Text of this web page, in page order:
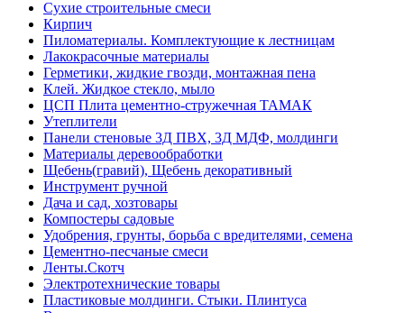
Сухие строительные смеси
Кирпич
Пиломатериалы. Комплектующие к лестницам
Лакокрасочные материалы
Герметики, жидкие гвозди, монтажная пена
Клей. Жидкое стекло, мыло
ЦСП Плита цементно-стружечная ТАМАК
Утеплители
Панели стеновые 3Д ПВХ, 3Д МДФ, молдинги
Материалы деревообработки
Щебень(гравий), Щебень декоративный
Инструмент ручной
Дача и сад, хозтовары
Компостеры садовые
Удобрения, грунты, борьба с вредителями, семена
Цементно-песчаные смеси
Ленты.Скотч
Электротехнические товары
Пластиковые молдинги. Стыки. Плинтуса